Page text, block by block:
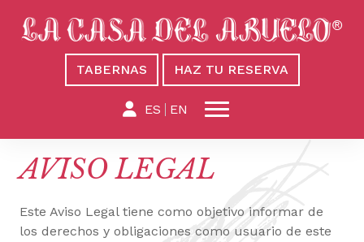
TABERNAS HAZ TU RESERVA
ES EN
AVISO LEGAL
Este Aviso Legal tiene como objetivo informar de
los derechos y obligaciones como usuario de este